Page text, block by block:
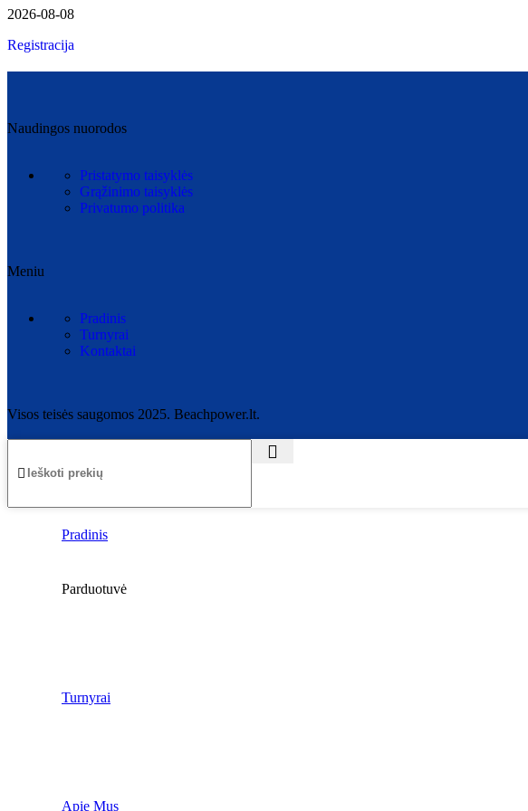
2026-08-08
Registracija
Naudingos nuorodos
Pristatymo taisyklės
Grąžinimo taisyklės
Privatumo politika
Meniu
Pradinis
Turnyrai
Kontaktai
Visos teisės saugomos 2025. Beachpower.lt.
Pradinis
Parduotuvė
Turnyrai
Apie Mus